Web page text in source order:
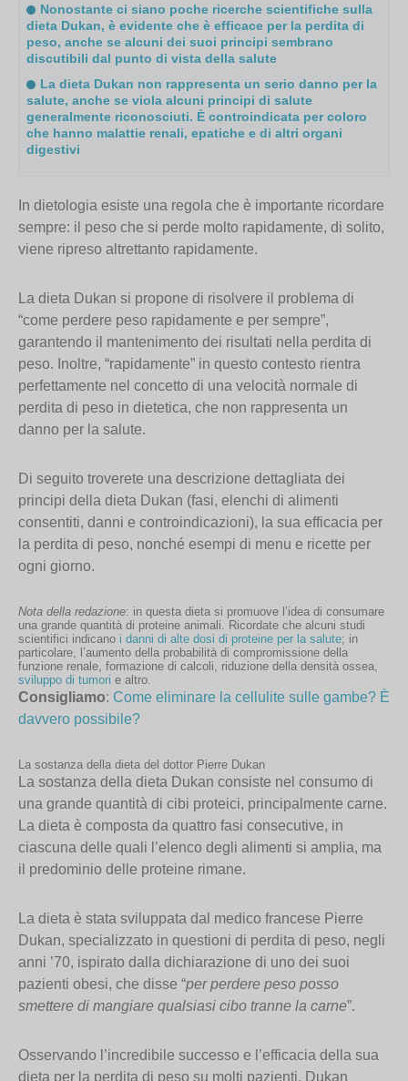
Nonostante ci siano poche ricerche scientifiche sulla
dieta Dukan, è evidente che è efficace per la perdita di
peso, anche se alcuni dei suoi principi sembrano
discutibili dal punto di vista della salute
La dieta Dukan non rappresenta un serio danno per la
salute, anche se viola alcuni principi di salute
generalmente riconosciuti. È controindicata per coloro
che hanno malattie renali, epatiche e di altri organi
digestivi
In dietologia esiste una regola che è importante ricordare
sempre: il peso che si perde molto rapidamente, di solito,
viene ripreso altrettanto rapidamente.
La dieta Dukan si propone di risolvere il problema di
“come perdere peso rapidamente e per sempre”,
garantendo il mantenimento dei risultati nella perdita di
peso. Inoltre, “rapidamente” in questo contesto rientra
perfettamente nel concetto di una velocità normale di
perdita di peso in dietetica, che non rappresenta un
danno per la salute.
Di seguito troverete una descrizione dettagliata dei
principi della dieta Dukan (fasi, elenchi di alimenti
consentiti, danni e controindicazioni), la sua efficacia per
la perdita di peso, nonché esempi di menu e ricette per
ogni giorno.
Nota della redazione: in questa dieta si promuove l’idea di consumare
una grande quantità di proteine animali. Ricordate che alcuni studi
scientifici indicano i danni di alte dosi di proteine per la salute; in
particolare, l’aumento della probabilità di compromissione della
funzione renale, formazione di calcoli, riduzione della densità ossea,
sviluppo di tumori e altro.
Consigliamo: Come eliminare la cellulite sulle gambe? È
davvero possibile?
La sostanza della dieta del dottor Pierre Dukan
La sostanza della dieta Dukan consiste nel consumo di
una grande quantità di cibi proteici, principalmente carne.
La dieta è composta da quattro fasi consecutive, in
ciascuna delle quali l’elenco degli alimenti si amplia, ma
il predominio delle proteine rimane.
La dieta è stata sviluppata dal medico francese Pierre
Dukan, specializzato in questioni di perdita di peso, negli
anni ’70, ispirato dalla dichiarazione di uno dei suoi
pazienti obesi, che disse “per perdere peso posso
smettere di mangiare qualsiasi cibo tranne la carne”.
Osservando l’incredibile successo e l’efficacia della sua
dieta per la perdita di peso su molti pazienti, Dukan